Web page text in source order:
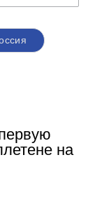
на